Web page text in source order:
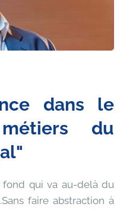
ce dans le
métiers du
al"
qui va au-delà du
Sans faire abstraction à